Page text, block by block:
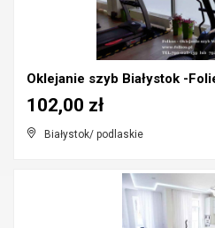
Oklejanie szyb Białystok -
Białystok/ podlaskie
102,00 zł